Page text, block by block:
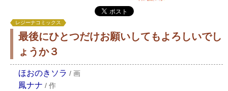
レジーナコミックス
最後にひとつだけお願いしてもよろしいでし
ょうか３
ほおのきソラ / 画
鳳ナナ / 作